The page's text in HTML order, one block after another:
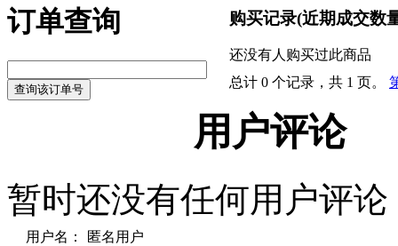
订单查询 购买记录(近期成交数
还没有人购买过此商品
总计 0 个记录，共 1 页。
用户评论
暂时还没有任何用户评论
用户名：
匿名用户